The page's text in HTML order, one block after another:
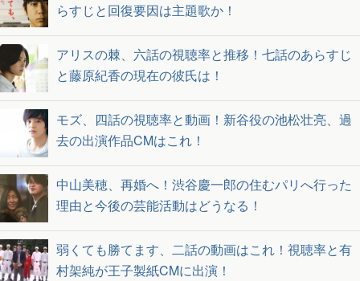
らすじと回復要因は主題歌か！
アリスの棘、六話の視聴率と推移！七話のあらすじ
と藤原紀香の現在の彼氏は！
モズ、四話の視聴率と動画！新谷役の池松壮亮、過
去の出演作品CMはこれ！
中山美穂、再婚へ！渋谷慶一郎の住むパリへ行った
理由と今後の芸能活動はどうなる！
弱くても勝てます、二話の動画はこれ！視聴率と有
村架純が王子製紙CMに出演！